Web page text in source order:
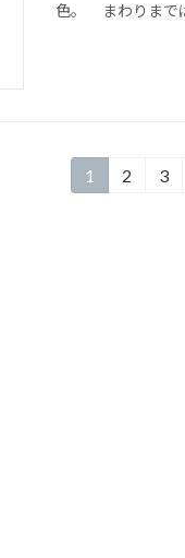
色。 まわりまで
固
1
固
2
固
3